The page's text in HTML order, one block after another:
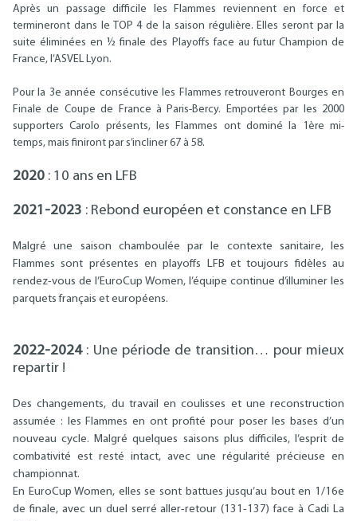
Après un passage difficile les Flammes reviennent en force et
termineront dans le TOP 4 de la saison régulière. Elles seront par la
suite éliminées en ½ finale des Playoffs face au futur Champion de
France, l’ASVEL Lyon.
Pour la 3e année consécutive les Flammes retrouveront Bourges en
Finale de Coupe de France à Paris-Bercy. Emportées par les 2000
supporters Carolo présents, les Flammes ont dominé la 1ère mi-
temps, mais finiront par s’incliner 67 à 58.
2020 : 10 ans en LFB
2021-2023 : Rebond européen et constance en LFB
Malgré une saison chamboulée par le contexte sanitaire, les
Flammes sont présentes en playoffs LFB et toujours fidèles au
rendez-vous de l’EuroCup Women, l’équipe continue d’illuminer les
parquets français et européens.
2022-2024: Une période de transition… pour mieux
repartir !
Des changements, du travail en coulisses et une reconstruction
assumée : les Flammes en ont profité pour poser les bases d’un
nouveau cycle. Malgré quelques saisons plus difficiles, l’esprit de
combativité est resté intact, avec une régularité précieuse en
championnat.
En EuroCup Women, elles se sont battues jusqu’au bout en 1/16e
de finale, avec un duel serré aller-retour (131‑137) face à Cadi La